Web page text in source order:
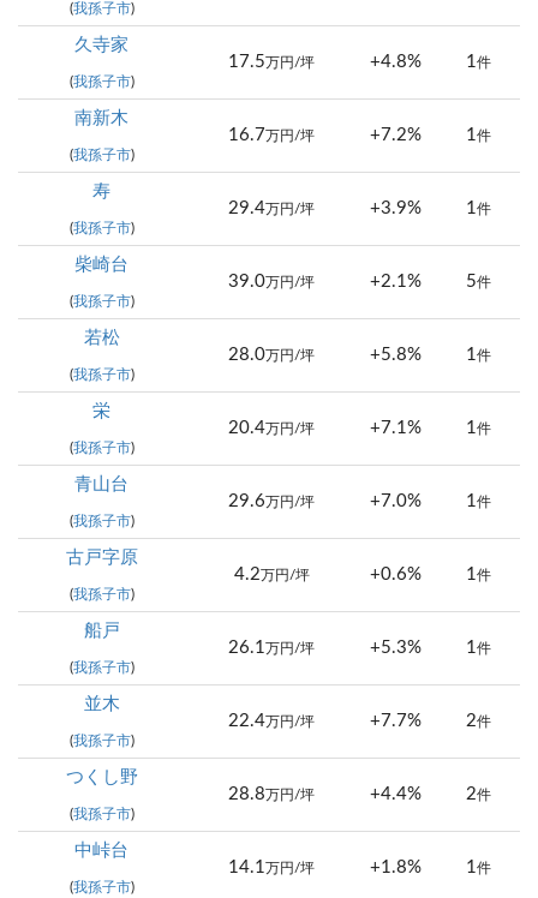
(我孫子市)
久寺家
(我孫子市)
17.5 万円/坪 +4.8% 1件
南新木
(我孫子市)
16.7 万円/坪 +7.2% 1件
寿
(我孫子市)
29.4万円/坪 +3.9% 1件
柴崎台
(我孫子市)
39.0万円/坪 +2.1% 5件
若松
(我孫子市)
28.0万円/坪 +5.8% 1件
栄
(我孫子市)
20.4万円/坪 +7.1% 1件
青山台
(我孫子市)
29.6 万円/坪 +7.0% 1件
古戸字原
(我孫子市)
4.2 万円/坪 +0.6% 1件
船戸
(我孫子市)
26.1 万円/坪 +5.3% 1件
並木
(我孫子市)
22.4万円/坪 +7.7% 2件
つくし野
(我孫子市)
28.8 万円/坪 +4.4% 2件
中峠台
(我孫子市)
14.1 万円/坪 +1.8% 1件